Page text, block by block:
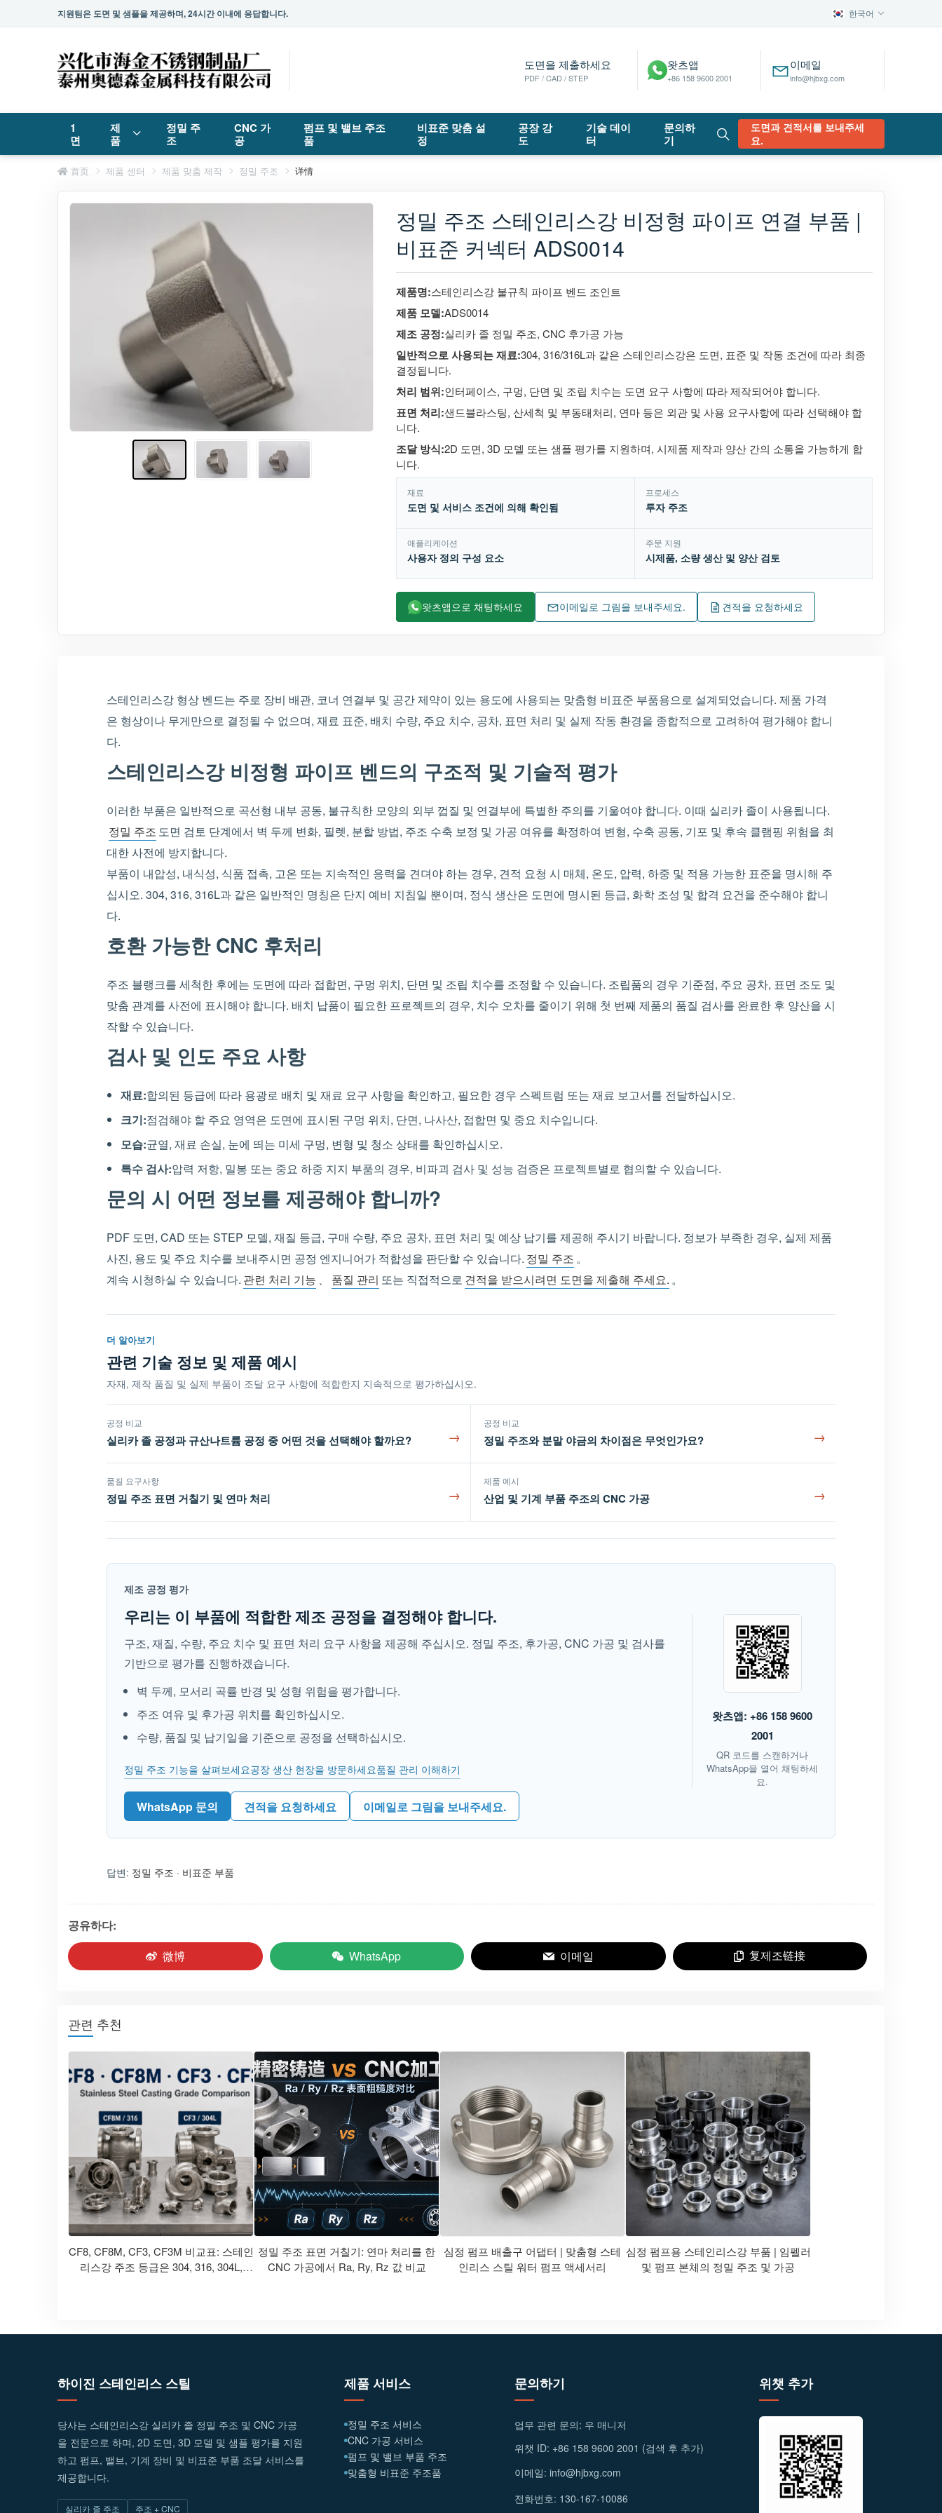
지원팀은 도면 및 샘플을 제공하며, 24시간 이내에 응답합니다. 한국어
도면을 제출하세요
PDF / CAD / STEP
왓츠앱
+86 158 9600 2001
이메일
info@hjbxg.com
1
면
제
품
정밀 주
조
CNC 가
공
펌프 및 밸브 주조
품
비표준 맞춤 설
정
공장 강
도
기술 데이
터
문의하
기
도면과 견적서를 보내주세
요.
首页 제품 센터 제품 맞춤 제작 정밀 주조 详情
정밀 주조 스테인리스강 비정형 파이프 연결 부품 |
비표준 커넥터 ADS0014
제품명:스테인리스강 불규칙 파이프 벤드 조인트
제품 모델:ADS0014
제조 공정:실리카 졸 정밀 주조, CNC 후가공 가능
일반적으로 사용되는 재료:304, 316/316L과 같은 스테인리스강은 도면, 표준 및 작동 조건에 따라 최종
결정됩니다.
처리 범위:인터페이스, 구멍, 단면 및 조립 치수는 도면 요구 사항에 따라 제작되어야 합니다.
표면 처리:샌드블라스팅, 산세척 및 부동태처리, 연마 등은 외관 및 사용 요구사항에 따라 선택해야 합
니다.
조달 방식:2D 도면, 3D 모델 또는 샘플 평가를 지원하며, 시제품 제작과 양산 간의 소통을 가능하게 합
니다.
재료
도면 및 서비스 조건에 의해 확인됨
프로세스
투자 주조
애플리케이션
사용자 정의 구성 요소
주문 지원
시제품, 소량 생산 및 양산 검토
왓츠앱으로 채팅하세요 이메일로 그림을 보내주세요. 견적을 요청하세요
스테인리스강 형상 벤드는 주로 장비 배관, 코너 연결부 및 공간 제약이 있는 용도에 사용되는 맞춤형 비표준 부품용으로 설계되었습니다. 제품 가격
은 형상이나 무게만으로 결정될 수 없으며, 재료 표준, 배치 수량, 주요 치수, 공차, 표면 처리 및 실제 작동 환경을 종합적으로 고려하여 평가해야 합니
다.
스테인리스강 비정형 파이프 벤드의 구조적 및 기술적 평가
이러한 부품은 일반적으로 곡선형 내부 공동, 불규칙한 모양의 외부 껍질 및 연결부에 특별한 주의를 기울여야 합니다. 이때 실리카 졸이 사용됩니다.
정밀 주조 도면 검토 단계에서 벽 두께 변화, 필렛, 분할 방법, 주조 수축 보정 및 가공 여유를 확정하여 변형, 수축 공동, 기포 및 후속 클램핑 위험을 최
대한 사전에 방지합니다.
부품이 내압성, 내식성, 식품 접촉, 고온 또는 지속적인 응력을 견뎌야 하는 경우, 견적 요청 시 매체, 온도, 압력, 하중 및 적용 가능한 표준을 명시해 주
십시오. 304, 316, 316L과 같은 일반적인 명칭은 단지 예비 지침일 뿐이며, 정식 생산은 도면에 명시된 등급, 화학 조성 및 합격 요건을 준수해야 합니
다.
호환 가능한 CNC 후처리
주조 블랭크를 세척한 후에는 도면에 따라 접합면, 구멍 위치, 단면 및 조립 치수를 조정할 수 있습니다. 조립품의 경우 기준점, 주요 공차, 표면 조도 및
맞춤 관계를 사전에 표시해야 합니다. 배치 납품이 필요한 프로젝트의 경우, 치수 오차를 줄이기 위해 첫 번째 제품의 품질 검사를 완료한 후 양산을 시
작할 수 있습니다.
검사 및 인도 주요 사항
재료:합의된 등급에 따라 용광로 배치 및 재료 요구 사항을 확인하고, 필요한 경우 스펙트럼 또는 재료 보고서를 전달하십시오.
크기:점검해야 할 주요 영역은 도면에 표시된 구멍 위치, 단면, 나사산, 접합면 및 중요 치수입니다.
모습:균열, 재료 손실, 눈에 띄는 미세 구멍, 변형 및 청소 상태를 확인하십시오.
특수 검사:압력 저항, 밀봉 또는 중요 하중 지지 부품의 경우, 비파괴 검사 및 성능 검증은 프로젝트별로 협의할 수 있습니다.
문의 시 어떤 정보를 제공해야 합니까?
PDF 도면, CAD 또는 STEP 모델, 재질 등급, 구매 수량, 주요 공차, 표면 처리 및 예상 납기를 제공해 주시기 바랍니다. 정보가 부족한 경우, 실제 제품
사진, 용도 및 주요 치수를 보내주시면 공정 엔지니어가 적합성을 판단할 수 있습니다. 정밀 주조 。
계속 시청하실 수 있습니다. 관련 처리 기능 、 품질 관리 또는 직접적으로 견적을 받으시려면 도면을 제출해 주세요. 。
더 알아보기
관련 기술 정보 및 제품 예시
자재, 제작 품질 및 실제 부품이 조달 요구 사항에 적합한지 지속적으로 평가하십시오.
공정 비교
실리카 졸 공정과 규산나트륨 공정 중 어떤 것을 선택해야 할까요? →
공정 비교
정밀 주조와 분말 야금의 차이점은 무엇인가요? →
품질 요구사항
정밀 주조 표면 거칠기 및 연마 처리 →
제품 예시
산업 및 기계 부품 주조의 CNC 가공 →
제조 공정 평가
우리는 이 부품에 적합한 제조 공정을 결정해야 합니다.
구조, 재질, 수량, 주요 치수 및 표면 처리 요구 사항을 제공해 주십시오. 정밀 주조, 후가공, CNC 가공 및 검사를
기반으로 평가를 진행하겠습니다.
벽 두께, 모서리 곡률 반경 및 성형 위험을 평가합니다.
주조 여유 및 후가공 위치를 확인하십시오.
수량, 품질 및 납기일을 기준으로 공정을 선택하십시오.
정밀 주조 기능을 살펴보세요공장 생산 현장을 방문하세요품질 관리 이해하기
WhatsApp 문의 견적을 요청하세요 이메일로 그림을 보내주세요.
왓츠앱: +86 158 9600
2001
QR 코드를 스캔하거나
WhatsApp을 열어 채팅하세
요.
답변: 정밀 주조 · 비표준 부품
공유하다:
微博
WhatsApp 이메일 复제조链接
관련 추천
CF8, CF8M, CF3, CF3M 비교표: 스테인
리스강 주조 등급은 304, 316, 304L,
정밀 주조 표면 거칠기: 연마 처리를 한
CNC 가공에서 Ra, Ry, Rz 값 비교
심정 펌프 배출구 어댑터 | 맞춤형 스테
인리스 스틸 워터 펌프 액세서리
심정 펌프용 스테인리스강 부품 | 임펠러
및 펌프 본체의 정밀 주조 및 가공
하이진 스테인리스 스틸
당사는 스테인리스강 실리카 졸 정밀 주조 및 CNC 가공
을 전문으로 하며, 2D 도면, 3D 모델 및 샘플 평가를 지원
하고 펌프, 밸브, 기계 장비 및 비표준 부품 조달 서비스를
제공합니다.
실리카 졸 주조 주조 + CNC
제품 서비스
정밀 주조 서비스
CNC 가공 서비스
펌프 및 밸브 부품 주조
맞춤형 비표준 주조품
문의하기
업무 관련 문의: 우 매니저
위챗 ID: +86 158 9600 2001 (검색 후 추가)
이메일: info@hjbxg.com
전화번호: 130-167-10086
위챗 추가